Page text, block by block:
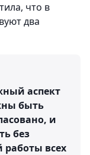
что в
два
аспект
быть
и
без
всех